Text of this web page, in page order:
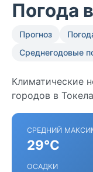
Погода
Прогноз
Среднегодовые
Климатические
городов в
СРЕДНИЙ
29°C
ОСАДКИ